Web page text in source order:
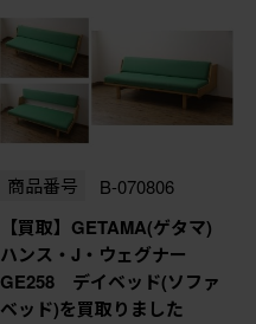
商品番号 B-070806
【買取】GETAMA(ゲタマ)
ハンス・J・ウェグナー
GE258 デイベッド(ソファ
ベッド)を買取りました